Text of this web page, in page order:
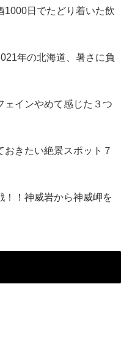
1000日でたどり着いた飲
年の北海道、暑さに負
ェインやめて感じた３つ
きたい絶景スポット７
！！神威岩から神威岬を